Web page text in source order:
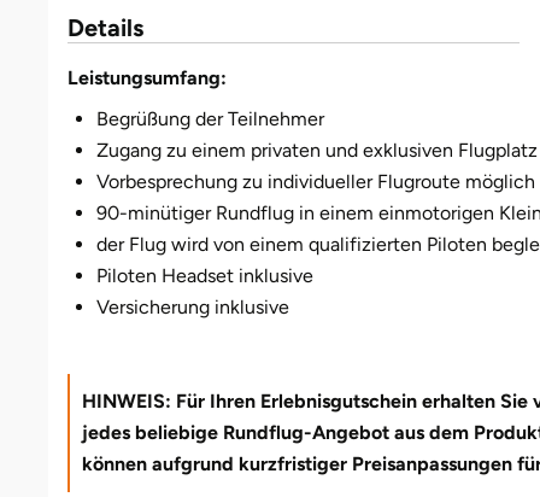
Details
Leistungsumfang:
Begrüßung der Teilnehmer
Zugang zu einem privaten und exklusiven
Vorbesprechung zu individueller Flugroute möglich
90-minütiger Rundflug in einem einmotorigen
der Flug wird von einem qualifizierten Piloten
Piloten Headset inklusive
Versicherung inklusive
HINWEIS: Für Ihren Erlebnisgutschein erhalten
jedes beliebige Rundflug-Angebot aus dem
können aufgrund kurzfristiger Preisanpassungen
Darmstadt
Deggendorf
Dessau
Dietzenbach
Weimar
sächsische Schweiz